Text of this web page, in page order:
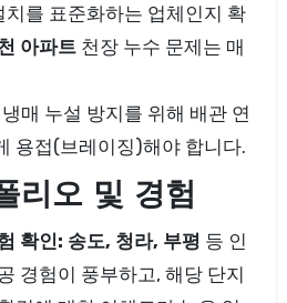
를 표준화하는 업체인지 확
아파트 천장 누수 문제는 매
냉매 누설 방지를 위해 배관 연
용접(브레이징)해야 합니다.
리오 및 경험
확인: 송도, 청라, 부평 등 인
경험이 풍부하고, 해당 단지